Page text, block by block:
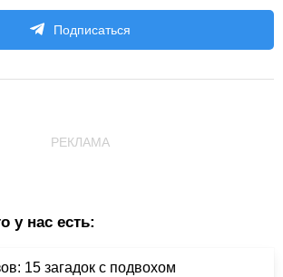
Подписаться
РЕКЛАМА
у нас есть:
15 загадок с подвохом